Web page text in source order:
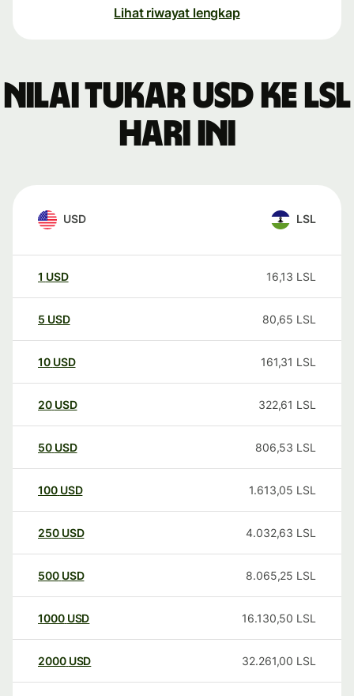
Lihat riwayat lengkap
Nilai tukar USD ke LSL
hari ini
USD LSL
1 USD 16,13 LSL
5 USD 80,65 LSL
10 USD 161,31 LSL
20 USD 322,61 LSL
50 USD 806,53 LSL
100 USD 1.613,05 LSL
250 USD 4.032,63 LSL
500 USD 8.065,25 LSL
1000 USD 16.130,50 LSL
2000 USD 32.261,00 LSL